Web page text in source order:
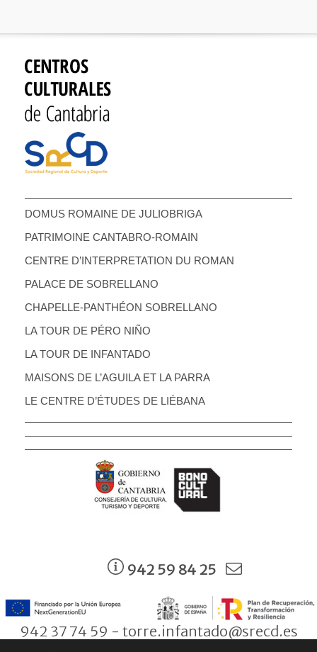
DOMUS ROMAINE DE JULIOBRIGA
PATRIMOINE CANTABRO-ROMAIN
CENTRE D’INTERPRETATION DU ROMAN
PALACE DE SOBRELLANO
CHAPELLE-PANTHÉON SOBRELLANO
LA TOUR DE PÉRO NIÑO
LA TOUR DE INFANTADO
MAISONS DE L’AGUILA ET LA PARRA
LE CENTRE D’ÉTUDES DE LIÉBANA
942 59 84 25
942 37 74 59 - torre.infantado@srecd.es